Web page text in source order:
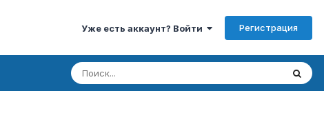
Уже есть аккаунт? Войти Регистрация